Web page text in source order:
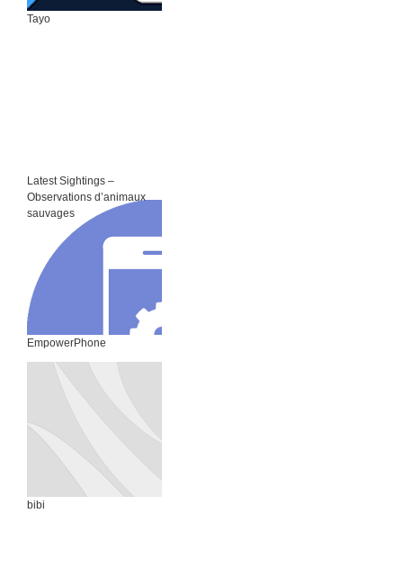
Tayo
Latest Sightings –
Observations d’animaux
sauvages
EmpowerPhone
bibi